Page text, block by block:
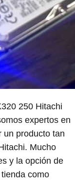
250 Hitachi
expertos en
un producto tan
Mucho
y la opción de
como